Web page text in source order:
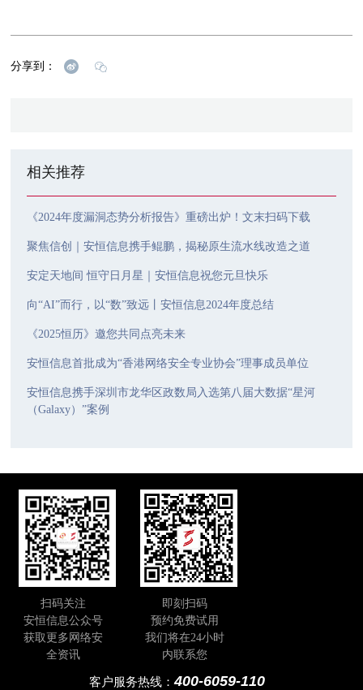
分享到：
相关推荐
《2024年度漏洞态势分析报告》重磅出炉！文末扫码下载
聚焦信创｜安恒信息携手鲲鹏，揭秘原生流水线改造之道
安定天地间 恒守日月星｜安恒信息祝您元旦快乐
向“AI”而行，以“数”致远丨安恒信息2024年度总结
《2025恒历》邀您共同点亮未来
安恒信息首批成为“香港网络安全专业协会”理事成员单位
安恒信息携手深圳市龙华区政数局入选第八届大数据“星河
（Galaxy）”案例
扫码关注
安恒信息公众号
获取更多网络安
全资讯
即刻扫码
预约免费试用
我们将在24小时
内联系您
客户服务热线：400-6059-110